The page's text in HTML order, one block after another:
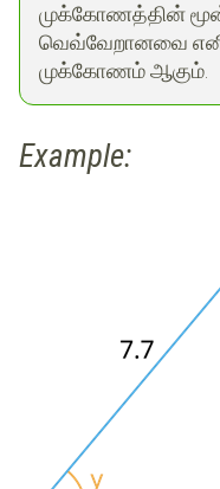
முக்கோணத்தின்
வெவ்வேறானவை
முக்கோணம் ஆகும்.
Example: